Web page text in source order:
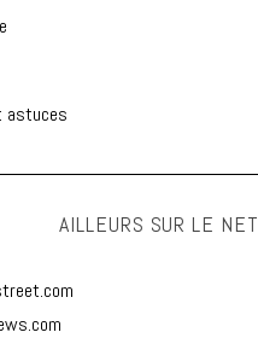
astuces
AILLEURS SUR LE NET